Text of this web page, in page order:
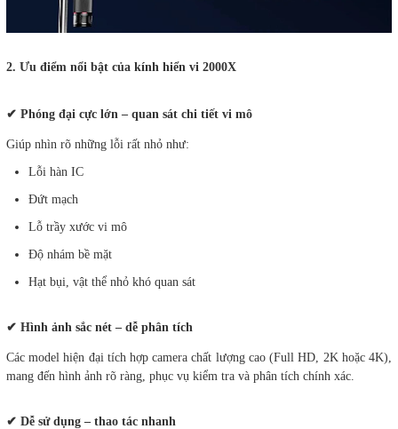
2. Ưu điểm nổi bật của kính hiển vi 2000X
✔ Phóng đại cực lớn – quan sát chi tiết vi mô
Giúp nhìn rõ những lỗi rất nhỏ như:
Lỗi hàn IC
Đứt mạch
Lỗ trầy xước vi mô
Độ nhám bề mặt
Hạt bụi, vật thể nhỏ khó quan sát
✔ Hình ảnh sắc nét – dễ phân tích
Các model hiện đại tích hợp camera chất lượng cao (Full HD, 2K hoặc 4K),
mang đến hình ảnh rõ ràng, phục vụ kiểm tra và phân tích chính xác.
✔ Dễ sử dụng – thao tác nhanh